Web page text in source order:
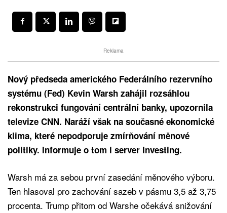
Reklama
Nový předseda amerického Federálního rezervního
systému (Fed) Kevin Warsh zahájil rozsáhlou
rekonstrukci fungování centrální banky, upozornila
televize CNN. Naráží však na současné ekonomické
klima, které nepodporuje zmírňování měnové
politiky. Informuje o tom i server Investing.
Warsh má za sebou první zasedání měnového výboru.
Ten hlasoval pro zachování sazeb v pásmu 3,5 až 3,75
procenta. Trump přitom od Warshe očekává snižování